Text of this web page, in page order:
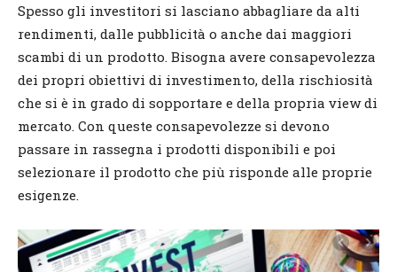
Spesso gli investitori si lasciano abbagliare da alti
rendimenti, dalle pubblicità o anche dai maggiori
scambi di un prodotto. Bisogna avere consapevolezza
dei propri obiettivi di investimento, della rischiosità
che si è in grado di sopportare e della propria view di
mercato. Con queste consapevolezze si devono
passare in rassegna i prodotti disponibili e poi
selezionare il prodotto che più risponde alle proprie
esigenze.